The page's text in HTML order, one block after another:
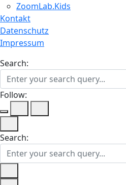
ZoomLab.Kids
Kontakt
Datenschutz
Impressum
Search:
Follow:
Search: